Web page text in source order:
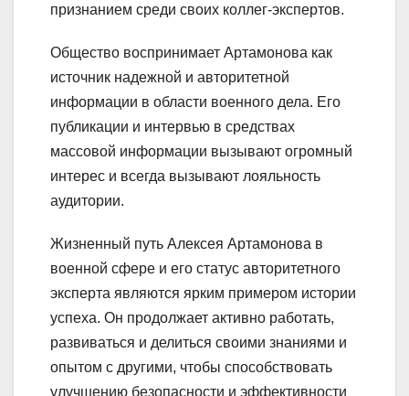
признанием среди своих коллег-экспертов.
Общество воспринимает Артамонова как
источник надежной и авторитетной
информации в области военного дела. Его
публикации и интервью в средствах
массовой информации вызывают огромный
интерес и всегда вызывают лояльность
аудитории.
Жизненный путь Алексея Артамонова в
военной сфере и его статус авторитетного
эксперта являются ярким примером истории
успеха. Он продолжает активно работать,
развиваться и делиться своими знаниями и
опытом с другими, чтобы способствовать
улучшению безопасности и эффективности